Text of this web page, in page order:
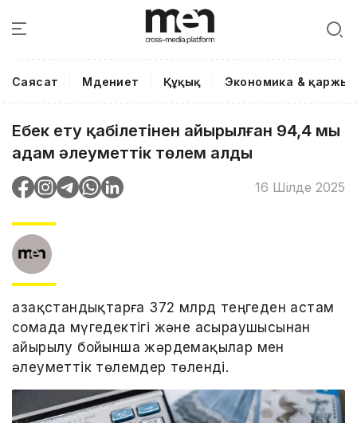
Саясат Мәдениет Құқық Экономика & қаржы
Еңбек ету қабілетінен айырылған 94,4 мың
адам әлеуметтік төлем алды
16 Шілде 2025
Қазақстандықтарға 372 млрд теңгеден астам
сомада мүгедектігі және асыраушысынан
айырылу бойынша жәрдемақылар мен
әлеуметтік төлемдер төленді.